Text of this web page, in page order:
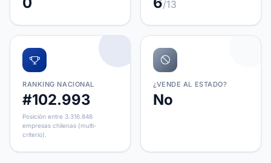
/13
RANKING NACIONAL
#102.993
Posición entre 3.316.848
empresas chilenas (multi-
criterio).
¿VENDE AL ESTADO?
No